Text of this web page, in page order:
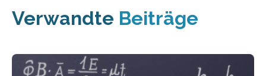
Verwandte Beiträge